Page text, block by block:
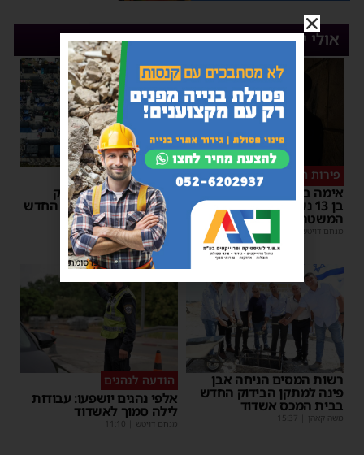
אולי יעניין אותך
פירות ההסתה
אימה באשדוד: בחור ישיבה
בן 13 נשדד באיומי רצח –
המשטרה הקימה צח”מ
מנחם דויטש 22:32
שימו לב
שינוי חריג במועד השוק
באשדוד – זה התאריך החדש
מנחם דויטש |
16:07
רשות המסים הניחה אבן
פינה למתקן הבידוק החדש
בבית המכס אשדוד
משה קאהן 15:37
הודעה לנהגים
אלפי נהגים יושפעו: עבודות
לילה סמוך לאשדוד
מנחם דויטש 11:10
פרסומת